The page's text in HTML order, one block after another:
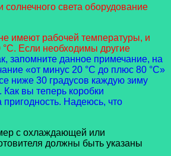
света оборудование
имеют рабочей температуры, и
Если необходимы другие
запомните данное примечание, на
«от минус 20 °C до плюс 80 °C»
ниже 30 градусов каждую зиму
вы теперь коробки
Надеюсь, что
с охлаждающей или
должны быть указаны